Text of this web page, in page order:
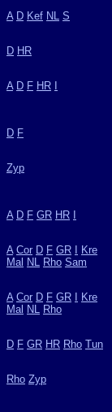
A D Kef NL S
D HR
A D F HR
D F
Zyp
A D F GR HR
A Cor D F GR
Kre
Mal NL Rho Sam
A Cor D F GR
Kre
Mal NL Rho
D F GR HR Rho Tun
Rho Zyp